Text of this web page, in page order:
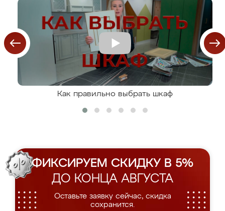
Как правильно выбрать шкаф
ФИКСИРУЕМ СКИДКУ В 5%
ДО КОНЦА АВГУСТА
Оставьте заявку сейчас, скидка
сохранится.